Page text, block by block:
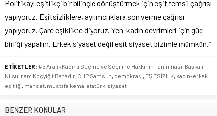
Politikayı eşitlikçi bir bilinçle dönüştürmek için eşit temsil çağrısı
yapıyoruz. Eşitsizliklere, ayrımcılıklara son verme çağrısı
yapıyoruz. Çare eşiklikte diyoruz. Yeni kadın devrimleri için güç
birliği yapalım. Erkek siyaset değil eşit siyaset bizimle mümkün.”
ETİKETLER: #5 Aralık Kadına Seçme ve Seçilme Hakkının Tanınması Başkan
Nilsu İrem Koçyiğit Bahadır CHP Samsun demokrasi EŞİTSİZLİK kadın-erkek
eşitliği manset mustafa kemal atatürk siyaset
BENZER KONULAR